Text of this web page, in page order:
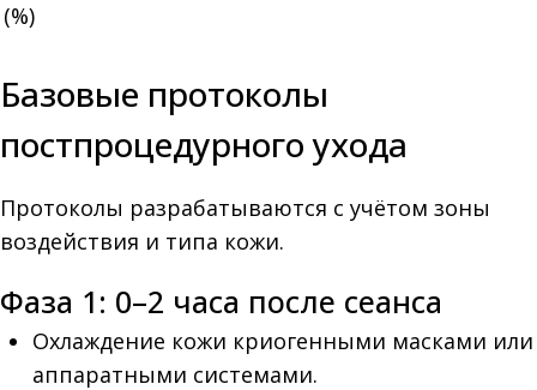
(%)
Базовые протоколы
постпроцедурного ухода
Протоколы разрабатываются с учётом зоны
воздействия и типа кожи.
Фаза 1: 0–2 часа после сеанса
Охлаждение кожи криогенными масками или
аппаратными системами.